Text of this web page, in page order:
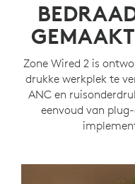
Zone Wired 2 is
drukke werkplek te
ANC en
eenvoud van